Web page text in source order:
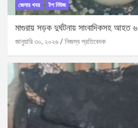
জেলার খবর টপ নিউজ
মাগুরায় সড়ক দুর্ঘটনায় সাংবাদিকসহ আহত ৬
জানুয়ারি ৩০, ২০২৬ নিজস্ব প্রতিবেদক